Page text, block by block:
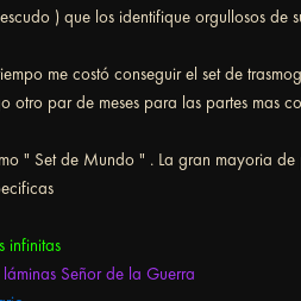
) que los identifique orgullosos de
me costó conseguir el set de
otro par de meses para las partes mas
" Set de Mundo " . La gran mayoria
infinitas
Señor de la Guerra